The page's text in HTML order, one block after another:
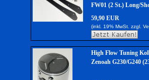
FW01 (2 St.) Long/
59,90 EUR
(inkl. 19% MwSt. zzgl.
High Flow Tuning
Zenoah G230/G240